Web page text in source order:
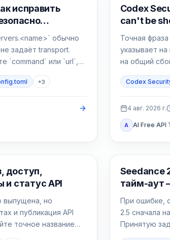
исправить
обычно
задаёт transport.
`command` или `url`,
разбор и
+3
OpenAI Codex
Codex
can't be
Точная
указывает
на общий
данные,
защитную
Codex
4 авг. 2026 г.
A AI Free API
доступ,
статус API
выпущена, но
и публикация API
точное название
ИИ-видео
Seedance
тайм-аут
задачи
При ошибке,
2.5 сначала
Принятую